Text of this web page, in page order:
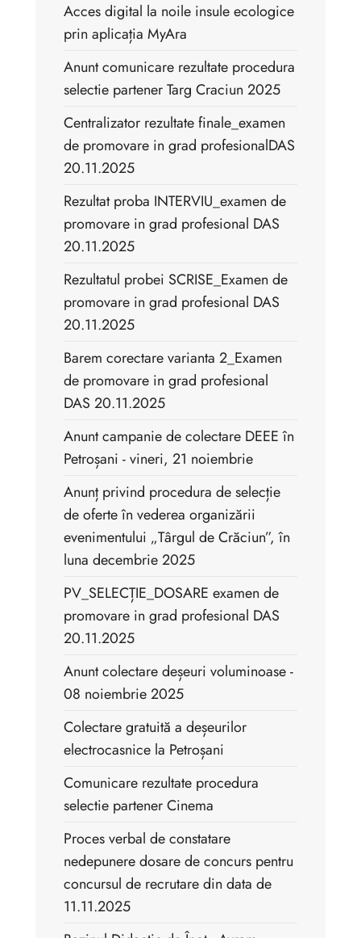
Acces digital la noile insule ecologice
prin aplicația MyAra
Anunt comunicare rezultate procedura
selectie partener Targ Craciun 2025
Centralizator rezultate finale_examen
de promovare in grad profesionalDAS
20.11.2025
Rezultat proba INTERVIU_examen de
promovare in grad profesional DAS
20.11.2025
Rezultatul probei SCRISE_Examen de
promovare in grad profesional DAS
20.11.2025
Barem corectare varianta 2_Examen
de promovare in grad profesional
DAS 20.11.2025
Anunt campanie de colectare DEEE în
Petroșani - vineri, 21 noiembrie
Anunț privind procedura de selecție
de oferte în vederea organizării
evenimentului „Târgul de Crăciun”, în
luna decembrie 2025
PV_SELECȚIE_DOSARE examen de
promovare in grad profesional DAS
20.11.2025
Anunt colectare deșeuri voluminoase -
08 noiembrie 2025
Colectare gratuită a deșeurilor
electrocasnice la Petroșani
Comunicare rezultate procedura
selectie partener Cinema
Proces verbal de constatare
nedepunere dosare de concurs pentru
concursul de recrutare din data de
11.11.2025